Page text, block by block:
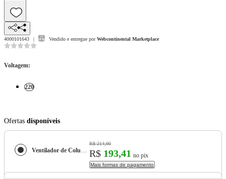
4000101643 Vendido e entregue por Webcontinental Marketplace
Voltagem:
220
Ofertas disponíveis
Ventilador de Coluna Britânia 160W 40cm 6 Pás 3 Velocidades Preto 220V
R$ 214,90
R$ 193,41 no pix
Mais formas de pagamento